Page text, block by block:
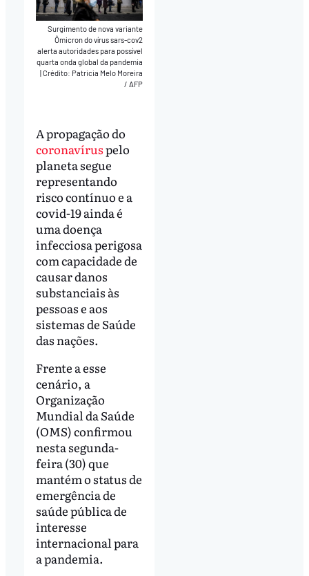
Surgimento de nova variante
Ômicron do vírus sars-cov2
alerta autoridades para possível
quarta onda global da pandemia
Crédito: Patricia Melo Moreira
/ AFP
A propagação do
coronavíruspelo
planeta segue
representando
risco contínuo e a
covid-19 ainda é
uma doença
infecciosa perigosa
com capacidade de
causar danos
substanciais às
pessoas e aos
sistemas de Saúde
das nações.
Frente a esse
cenário, a
Organização
Mundial da Saúde
(OMS) confirmou
nesta segunda-
feira (30) que
mantém o status de
emergência de
saúde pública de
interesse
internacional para
a pandemia.